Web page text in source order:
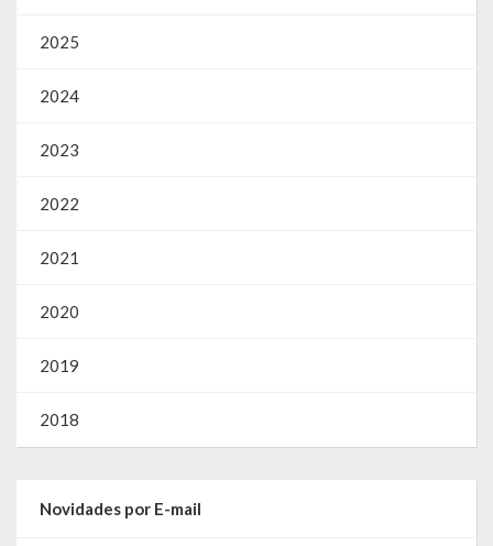
2025
2024
2023
2022
2021
2020
2019
2018
Novidades por E-mail